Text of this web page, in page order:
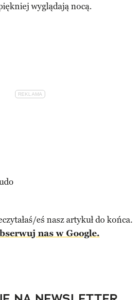
wyglądają nocą.
eś nasz artykuł do końca.
nas w Google.